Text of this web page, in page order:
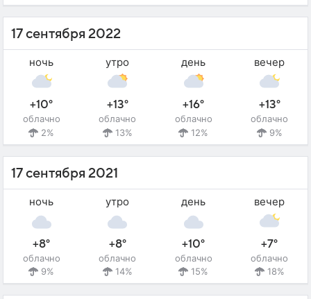
17 сентября 2022
ночь
+10°
облачно
2%
утро
+13°
облачно
13%
день
+16°
облачно
12%
вечер
+13°
облачно
9%
17 сентября 2021
ночь
+8°
облачно
9%
утро
+8°
облачно
14%
день
+10°
облачно
15%
вечер
+7°
облачно
18%